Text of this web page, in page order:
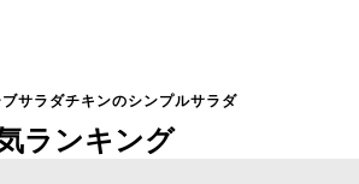
サラダチキンのシンプルサラダ
ランキング